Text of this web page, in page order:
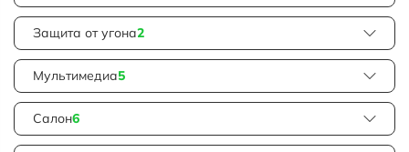
Защита от угона2
Мультимедиа5
Салон6